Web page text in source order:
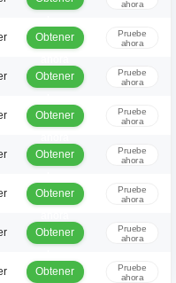
ahora
Obtener
Pruebe
ahora
Obtener
Pruebe
ahora
Obtener
Pruebe
ahora
Obtener
Pruebe
ahora
Obtener
Pruebe
ahora
Obtener
Pruebe
ahora
Obtener
Pruebe
ahora